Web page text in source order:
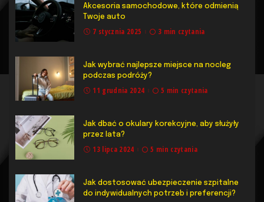
Akcesoria samochodowe, które odmienią
Twoje auto
7 stycznia 2025 3 min czytania
Jak wybrać najlepsze miejsce na nocleg
podczas podróży?
11 grudnia 2024 5 min czytania
Jak dbać o okulary korekcyjne, aby służyły
przez lata?
13 lipca 2024 5 min czytania
Jak dostosować ubezpieczenie szpitalne
do indywidualnych potrzeb i preferencji?